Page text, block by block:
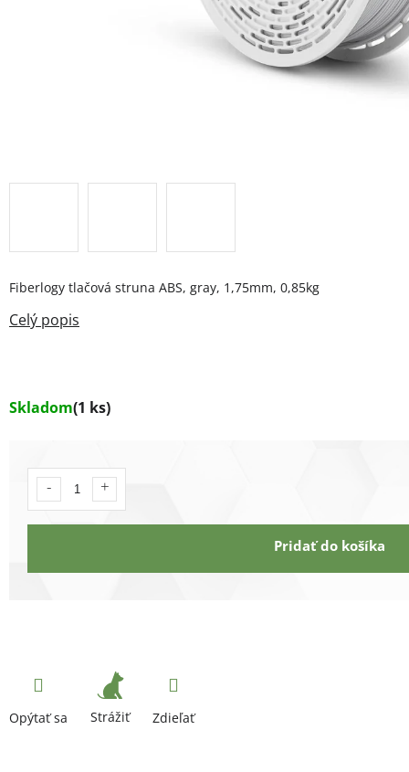
Skladom(1 ks)
Pridať do košíka
Fiberlogy tlačová struna ABS, gray, 1,75mm, 0,85kg
Opýtať sa Strážiť Zdieľať